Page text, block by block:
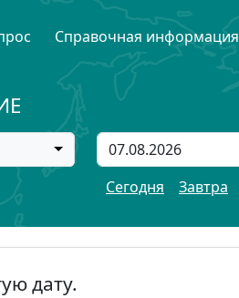
Справочная информация
Сегодня
Завтра
дату.